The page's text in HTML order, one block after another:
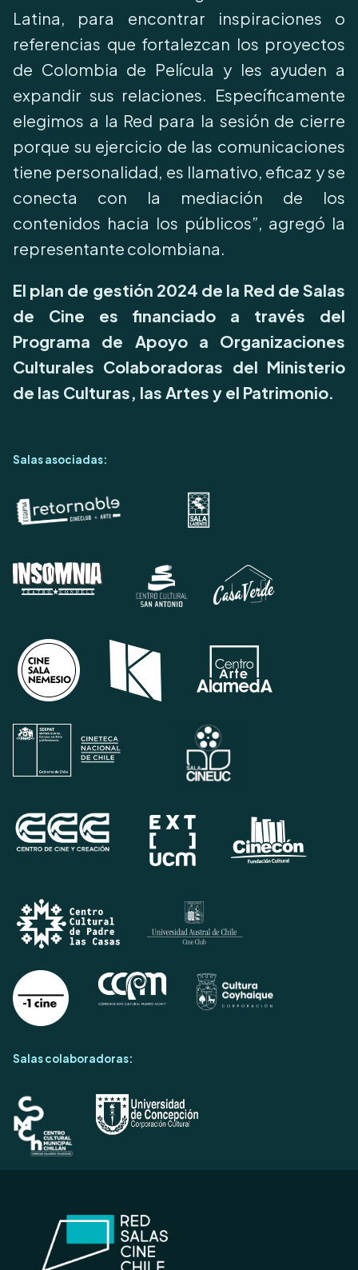
Latina, para encontrar inspiraciones o
referencias que fortalezcan los proyectos
de Colombia de Película y les ayuden a
expandir sus relaciones. Específicamente
elegimos a la Red para la sesión de cierre
porque su ejercicio de las comunicaciones
tiene personalidad, es llamativo, eficaz y se
conecta con la mediación de los
contenidos hacia los públicos”, agregó la
representante colombiana.
El plan de gestión 2024 de la Red de Salas
de Cine es financiado a través del
Programa de Apoyo a Organizaciones
Culturales Colaboradoras del Ministerio
de las Culturas, las Artes y el Patrimonio.
Salas asociadas:
Salas colaboradoras: